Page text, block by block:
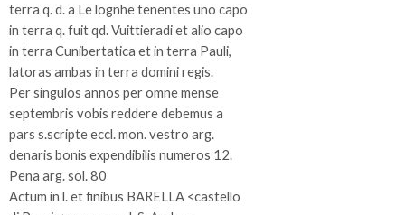
terra q. d. a Le lognhe tenentes uno capo
in terra q. fuit qd. Vuittieradi et alio capo
in terra Cunibertatica et in terra Pauli,
latoras ambas in terra domini regis.
Per singulos annos per omne mense
septembris vobis reddere debemus a
pars s.scripte eccl. mon. vestro arg.
denaris bonis expendibilis numeros 12.
Pena arg. sol. 80
Actum in l. et finibus BARELLA <castello